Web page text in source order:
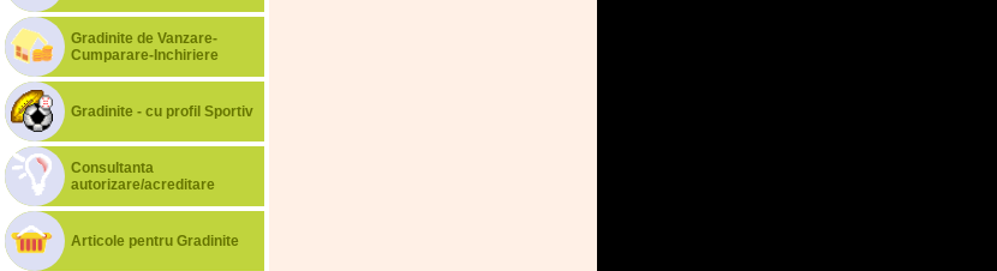
Gradinite de Vanzare-
Cumparare-Inchiriere
Gradinite - cu profil Sportiv
Consultanta
autorizare/acreditare
Articole pentru Gradinite